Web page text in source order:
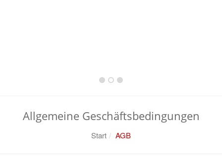
Allgemeine Geschäftsbedingungen
Start AGB